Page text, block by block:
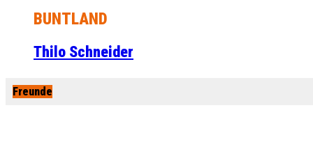
BUNTLAND
Thilo Schneider
Freunde